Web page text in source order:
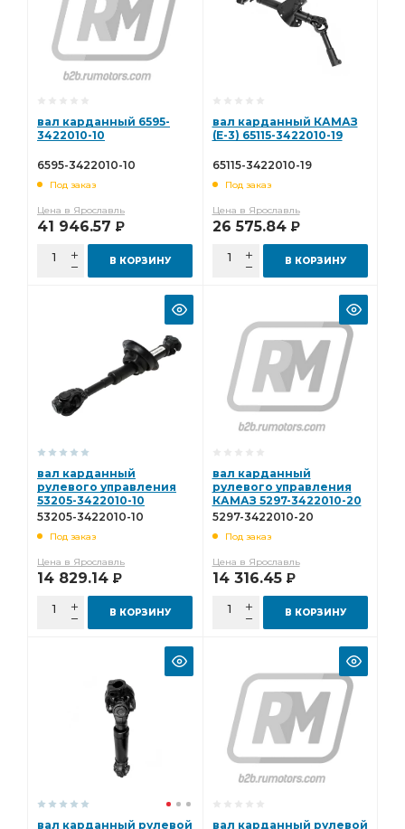
вал карданный 6595-
3422010-10
6595-3422010-10
Под заказ
Цена в Ярославль
41 946.57 Р
В КОРЗИНУ
вал карданный КАМАЗ
(Е-3) 65115-3422010-19
65115-3422010-19
Под заказ
Цена в Ярославль
26 575.84 Р
В КОРЗИНУ
вал карданный
рулевого управления
53205-3422010-10
53205-3422010-10
Под заказ
Цена в Ярославль
14 829.14 Р
В КОРЗИНУ
вал карданный
рулевого управления
КАМАЗ 5297-3422010-20
5297-3422010-20
Под заказ
Цена в Ярославль
14 316.45 Р
В КОРЗИНУ
вал карданный рулевой
вал карданный рулевой